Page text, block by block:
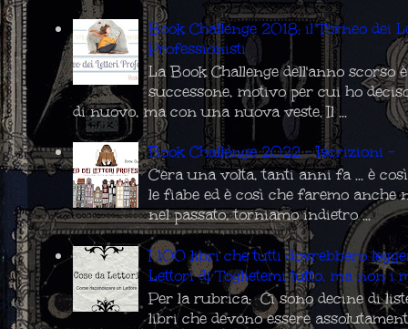
Book Challenge 2018: il Torneo dei
Professionisti
La Book Challenge dell'anno scorso
successone, motivo per cui ho
di nuovo, ma con una nuova veste. Il ...
Book Challenge 2022 - Iscrizioni -
C'era una volta, tanti anni fa ... è
le fiabe ed è così che faremo
nel passato, torniamo indietro ...
I 100 libri che tutti dovrebbero
Lettori di Toglietemi tutto, ma non i
Per la rubrica: Ci sono decine di
libri che devono essere